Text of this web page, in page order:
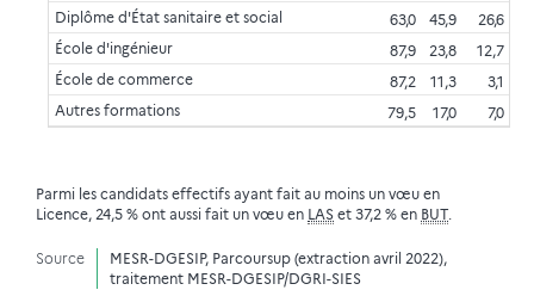
Diplôme d'État sanitaire et social
63,0 45,9 26,6
École d'ingénieur
87,9 23,8 12,7
École de commerce
87,2 11,3 3,1
Autres formations
79,5 17,0 7,0
Parmi les candidats effectifs ayant fait au moins un vœu en
Licence, 24,5 % ont aussi fait un vœu en LAS et 37,2 % en BUT.
Source
MESR-DGESIP, Parcoursup (extraction avril 2022),
traitement MESR-DGESIP/DGRI-SIES